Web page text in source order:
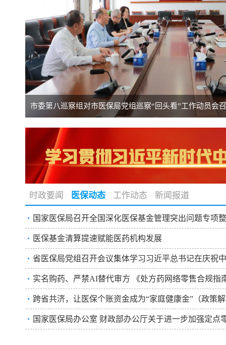
市委第八巡察组对市医保局党组巡察“回头看”工作动员会
时政要闻 医保动态 工作动态 新闻报道
国家医保局召开全国深化医保基金管理突出问题专项
医保基金清算提速赋能医药机构发展
省医保局党组召开会议集体学习习近平总书记在庆祝
实名购药、严禁AI替代审方 《处方药网络零售合规指
跨省共济，让医保个账资金成为“家庭健康金”（政策
国家医保局办公室 财政部办公厅关于进一步加强定点